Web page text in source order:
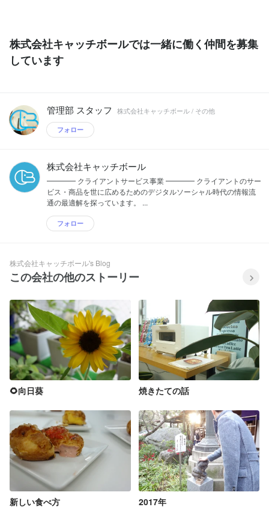
株式会社キャッチボールでは一緒に働く仲間を募集
しています
管理部 スタッフ 株式会社キャッチボール / その他
フォロー
株式会社キャッチボール
━━━━ クライアントサービス事業 ━━━━ クライアントのサー
ビス・商品を世に広めるためのデジタルソーシャル時代の情報流
通の最適解を探っています。 ...
フォロー
株式会社キャッチボール's Blog
この会社の他のストーリー
🌻向日葵 焼きたての話
新しい食べ方 2017年